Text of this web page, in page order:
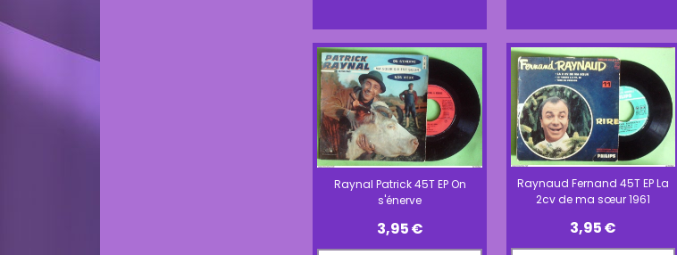
Raynal Patrick 45T EP On
s'énerve
3,95€
Raynaud Fernand 45T EP La
2cv de ma sœur 1961
3,95€